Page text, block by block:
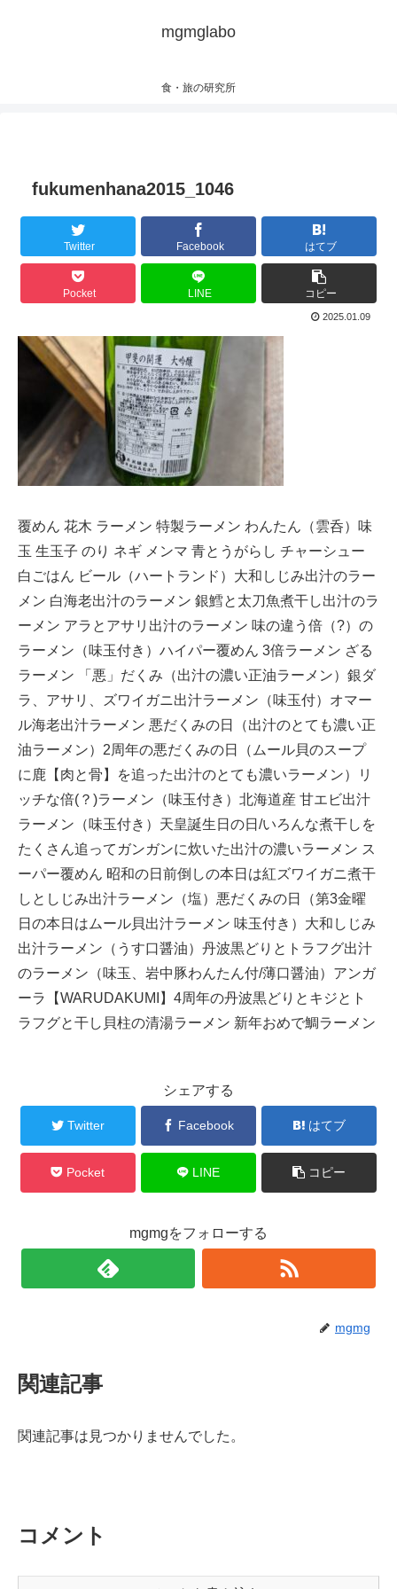
mgmglabo
食・旅の研究所
fukumenhana2015_1046
Twitter Facebook はてブ
Pocket LINE コピー
2025.01.09
覆めん 花木 ラーメン 特製ラーメン わんたん（雲呑）味
玉 生玉子 のり ネギ メンマ 青とうがらし チャーシュー
白ごはん ビール（ハートランド）大和しじみ出汁のラー
メン 白海老出汁のラーメン 銀鱈と太刀魚煮干し出汁のラ
ーメン アラとアサリ出汁のラーメン 味の違う倍（?）の
ラーメン（味玉付き）ハイパー覆めん 3倍ラーメン ざる
ラーメン 「悪」だくみ（出汁の濃い正油ラーメン）銀ダ
ラ、アサリ、ズワイガニ出汁ラーメン（味玉付）オマー
ル海老出汁ラーメン 悪だくみの日（出汁のとても濃い正
油ラーメン）2周年の悪だくみの日（ムール貝のスープ
に鹿【肉と骨】を追った出汁のとても濃いラーメン）リ
ッチな倍(？)ラーメン（味玉付き）北海道産 甘エビ出汁
ラーメン（味玉付き）天皇誕生日の日/いろんな煮干しを
たくさん追ってガンガンに炊いた出汁の濃いラーメン ス
ーパー覆めん 昭和の日前倒しの本日は紅ズワイガニ煮干
しとしじみ出汁ラーメン（塩）悪だくみの日（第3金曜
日の本日はムール貝出汁ラーメン 味玉付き）大和しじみ
出汁ラーメン（うす口醤油）丹波黒どりとトラフグ出汁
のラーメン（味玉、岩中豚わんたん付/薄口醤油）アンガ
ーラ【WARUDAKUMI】4周年の丹波黒どりとキジとト
ラフグと干し貝柱の清湯ラーメン 新年おめで鯛ラーメン
シェアする
Twitter Facebook はてブ
Pocket LINE コピー
mgmgをフォローする
mgmg
関連記事
関連記事は見つかりませんでした。
コメント